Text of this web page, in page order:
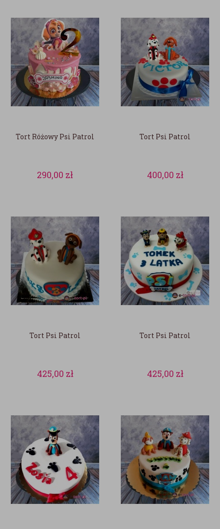
Tort Różowy Psi Patrol
290,00 zł
Tort Psi Patrol
400,00 zł
Tort Psi Patrol
425,00 zł
Tort Psi Patrol
425,00 zł